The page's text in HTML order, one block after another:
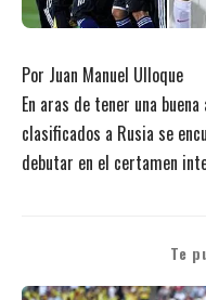
Por Juan Manuel Ulloque
En aras de tener una
clasificados a Rusia se
debutar en el certamen
Te